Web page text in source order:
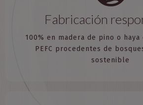
Fabricación
100% en madera de pino o
PEFC procedentes de
sostenible